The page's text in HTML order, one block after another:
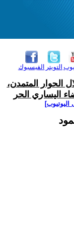
الفيسبوك التويتر
الحوار المتمدن،
اليساري الحر